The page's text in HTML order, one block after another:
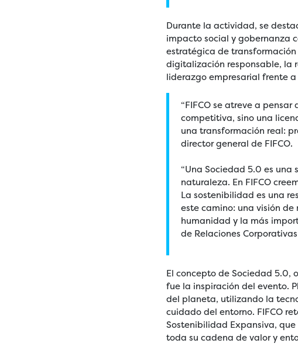
Durante la actividad, se
impacto social y gobernanza
estratégica de
digitalización responsable, la
liderazgo empresarial frente
“FIFCO se atreve a
competitiva, sino una
una transformación real:
director general de FIFCO.
“Una Sociedad 5.0 es
naturaleza. En FIFCO
La sostenibilidad es una
este camino: una visión
humanidad y la más
de Relaciones Corporativas
El concepto de Sociedad 5.0,
fue la inspiración del evento.
del planeta, utilizando la
cuidado del entorno. FIFCO
Sostenibilidad Expansiva,
toda su cadena de valor y